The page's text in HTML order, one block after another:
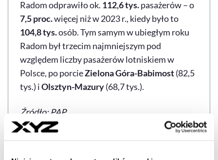
Radom odprawiło ok. 112,6 tys.pasażerów – o
7,5 proc.więcej niż w 2023 r., kiedy było to
104,8 tys.osób. Tym samym w ubiegłym roku
Radom był trzecim najmniejszym pod
względem liczby pasażerów lotniskiem w
Polsce, po porcieZielona Góra-Babimost(82,5
tys.) iOlsztyn-Mazury(68,7 tys.).
Źródło: PAP